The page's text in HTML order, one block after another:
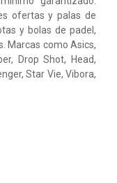
ofertas y palas de
y bolas de padel,
Marcas como Asics,
Drop Shot, Head,
Star Vie, Vibora,